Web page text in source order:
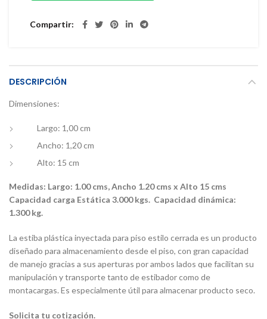
Compartir
DESCRIPCIÓN
Dimensiones:
Largo: 1,00 cm
Ancho: 1,20 cm
Alto: 15 cm
Medidas: Largo: 1.00 cms, Ancho 1.20 cms x Alto 15 cms
Capacidad carga Estática 3.000 kgs. Capacidad dinámica:
1.300 kg.
La estiba plástica inyectada para piso estilo cerrada es un producto
diseñado para almacenamiento desde el piso, con gran capacidad
de manejo gracias a sus aperturas por ambos lados que facilitan su
manipulación y transporte tanto de estibador como de
montacargas. Es especialmente útil para almacenar producto seco.
Solicita tu cotización.